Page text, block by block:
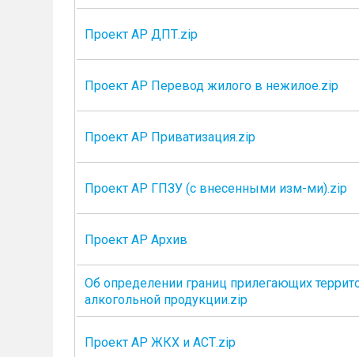
Проект АР ДПТ.zip
Проект АР Перевод жилого в нежилое.zip
Проект АР Приватизация.zip
Проект АР ГПЗУ (с внесенными изм-ми).zip
Проект АР Архив
Об определении границ прилегающих
алкогольной продукции.zip
Проект АР ЖКХ и АСТ.zip